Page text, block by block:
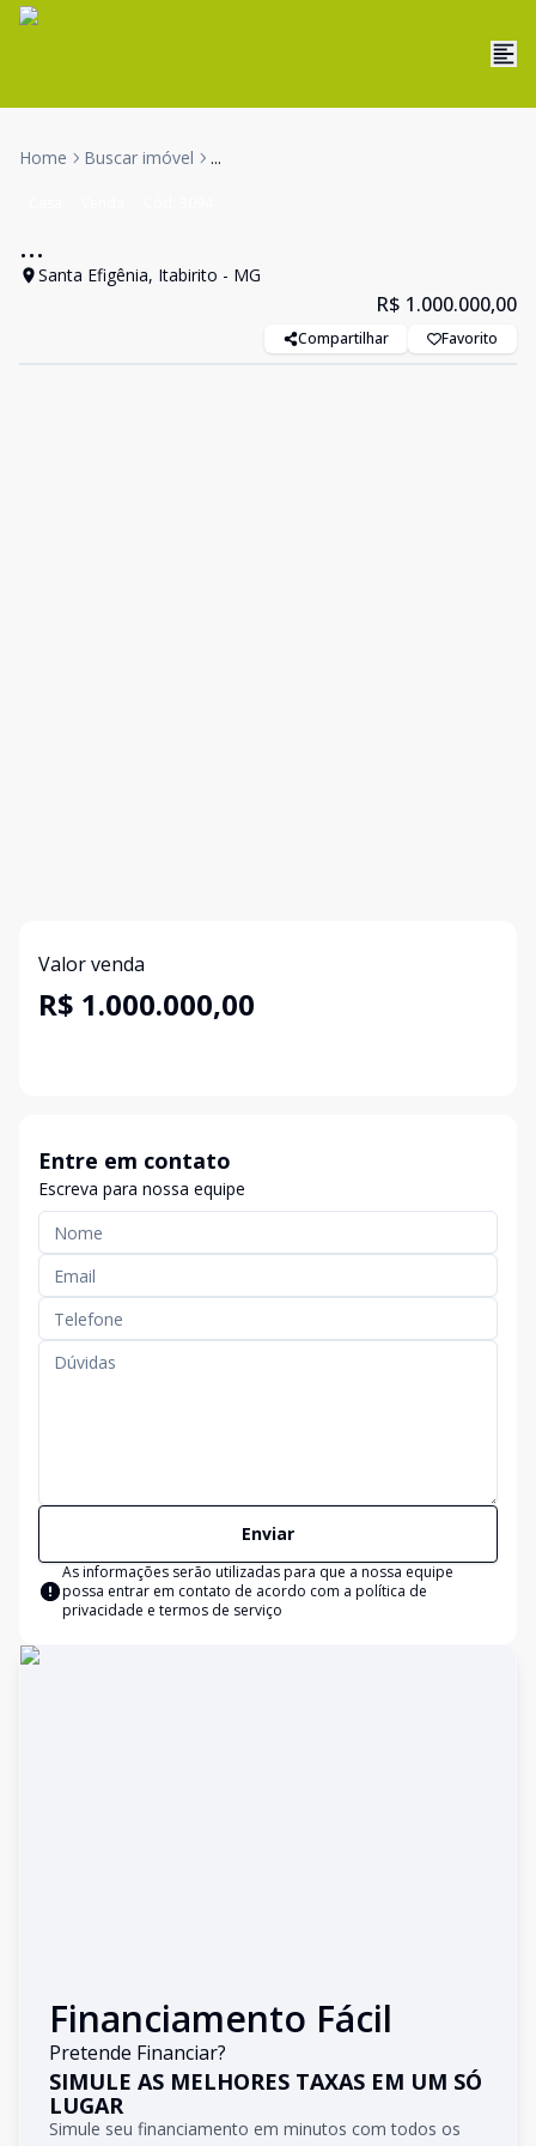
Home Buscar imóvel ...
...
Santa Efigênia, Itabirito - MG
R$ 1.000.000,00
Compartilhar Favorito
Valor venda
R$ 1.000.000,00
Entre em contato
Escreva para nossa equipe
Enviar
As informações serão utilizadas para que a nossa equipe
possa entrar em contato de acordo com a política de
privacidade e termos de serviço
Financiamento Fácil
Pretende Financiar?
SIMULE AS MELHORES TAXAS EM UM SÓ
LUGAR
Simule seu financiamento em minutos com todos os